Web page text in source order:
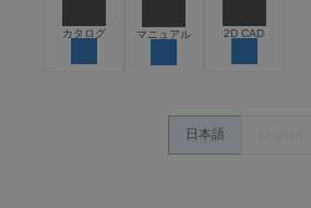
保できるよう設計されていること、
ン事例は参考用ですので、ご採用に
置の機能や安全性をご確認のうえご
カタログ マニュアル 2D CAD
日本語